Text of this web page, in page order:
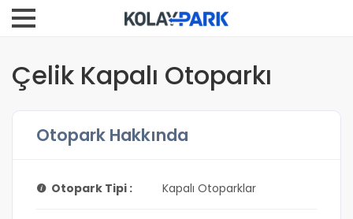
Çelik Kapalı Otoparkı
Otopark Hakkında
Otopark Tipi : Kapalı Otoparklar